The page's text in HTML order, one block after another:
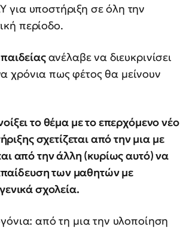
υποστήριξη σε όλη την
περίοδο.
ανέλαβε να διευκρινίσει
χρόνια πως φέτος θα μείνουν
το θέμα με το επερχόμενο νέο
σχετίζεται από την μια με
από την άλλη (κυρίως αυτό) να
των μαθητών με
σχολεία.
από τη μια την υλοποίηση